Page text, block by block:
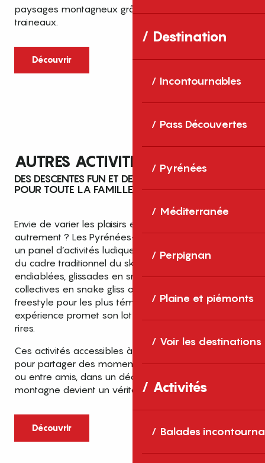
Destination
Incontournables
Pass Découvertes
Pyrénées
Méditerranée
Perpignan
Plaine et piémonts
Voir les destinations
Activités
Balades
paysages montagneux grâce aux chiens de
traineaux.
Découvrir
AUTRES ACTIVITÉS DE GLISSE
DES DESCENTES FUN ET DES SENSATIONS INÉDITES
POUR TOUTE LA FAMILLE
Envie de varier les plaisirs et de découvrir l’hiver
autrement ? Les Pyrénées-Orientales vous réservent
un panel d’activités ludiques et originales qui sortent
du cadre traditionnel du ski. Entre descentes en luge
endiablées, glissades en snowtubing, sensations
collectives en snake gliss ou encore figures en
freestyle pour les plus téméraires, chaque
expérience promet son lot d’adrénaline et de fous
rires.
Ces activités accessibles à tous les âges sont idéales
pour partager des moments inoubliables en famille
ou entre amis, dans un décor naturel grandiose où la
montagne devient un véritable terrain de jeu.
Découvrir